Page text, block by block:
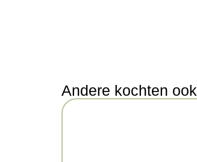
Andere kochten ook